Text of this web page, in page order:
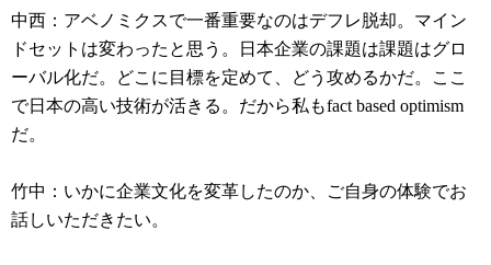
中西：アベノミクスで一番重要なのはデフレ脱却。マイン
ドセットは変わったと思う。日本企業の課題は課題はグロ
ーバル化だ。どこに目標を定めて、どう攻めるかだ。ここ
で日本の高い技術が活きる。だから私もfact based optimism
だ。
竹中：いかに企業文化を変革したのか、ご自身の体験でお
話しいただきたい。